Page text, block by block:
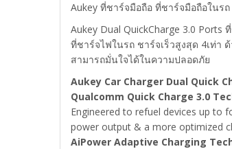
Aukey ที่ชาร์จมือถือ ที่ชาร์จมือถือในรถ
Aukey Dual QuickCharge 3.0 Ports
ที่ชาร์จไฟในรถ ชาร์จเร็วสูงสุด 4เท่า
สามารถมั่นใจได้ในความปลอดภัย
Aukey Car Charger Dual Quick
Qualcomm Quick Charge 3.0
Engineered to refuel devices up to
power output & a more optimized
AiPower Adaptive Charging